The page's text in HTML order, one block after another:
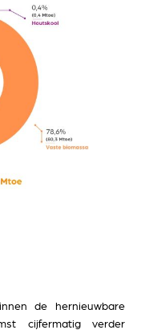
de hernieuwbare
cijfermatig verder